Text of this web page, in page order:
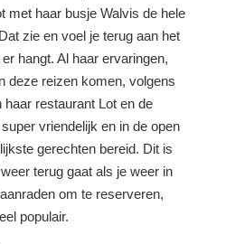
met haar busje Walvis de hele
zie en voel je terug aan het
hangt. Al haar ervaringen,
deze reizen komen, volgens
restaurant Lot en de
vriendelijk en in de open
gerechten bereid. Dit is
terug gaat als je weer in
om te reserveren,
populair.